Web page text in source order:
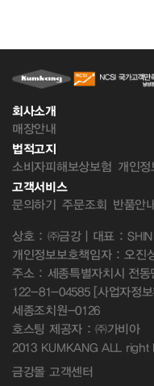
회사소개
매장안내
법적고지
소비자피해보상보험 개인정
고객서비스
문의하기 주문조회 반품안내
상호 : ㈜금강 | 대표 :
개인정보보호책임자 : 오진
주소 : 세종특별자치시 전
122-81-04585 [사업자정
세종조치원-0126
호스팅 제공자 : ㈜가비아
2013 KUMKANG ALL right
금강몰 고객센터